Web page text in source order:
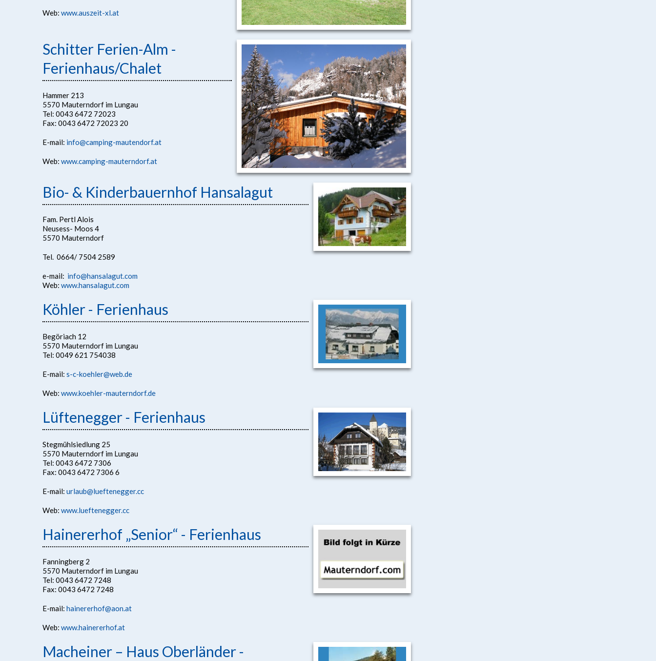
Web: www.auszeit-xl.at
Schitter Ferien-Alm -
Ferienhaus/Chalet
Hammer 213
5570 Mauterndorf im Lungau
Tel: 0043 6472 72023
Fax: 0043 6472 72023 20
E-mail: info@camping-mautendorf.at
Web: www.camping-mauterndorf.at
Bio- & Kinderbauernhof Hansalagut
Fam. Pertl Alois
Neusess- Moos 4
5570 Mauterndorf
Tel. 0664/ 7504 2589
e-mail: info@hansalagut.com
Web: www.hansalagut.com
Köhler - Ferienhaus
Begöriach 12
5570 Mauterndorf im Lungau
Tel: 0049 621 754038
E-mail: s-c-koehler@web.de
Web: www.koehler-mauterndorf.de
Lüftenegger - Ferienhaus
Stegmühlsiedlung 25
5570 Mauterndorf im Lungau
Tel: 0043 6472 7306
Fax: 0043 6472 7306 6
E-mail: urlaub@lueftenegger.cc
Web: www.lueftenegger.cc
Hainererhof „Senior“ - Ferienhaus
Fanningberg 2
5570 Mauterndorf im Lungau
Tel: 0043 6472 7248
Fax: 0043 6472 7248
E-mail: hainererhof@aon.at
Web: www.hainererhof.at
Macheiner – Haus Oberländer -